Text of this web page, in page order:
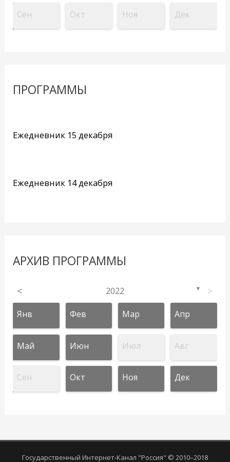
Сен Окт Ноя Дек
ПРОГРАММЫ
Ежедневник 15 декабря
Ежедневник 14 декабря
АРХИВ ПРОГРАММЫ
< 2022 ▼ >
Янв Фев Мар Апр
Май Июн Июл Авг
Сен Окт Ноя Дек
Государственный Интернет-Канал "Россия" © 2010–2018